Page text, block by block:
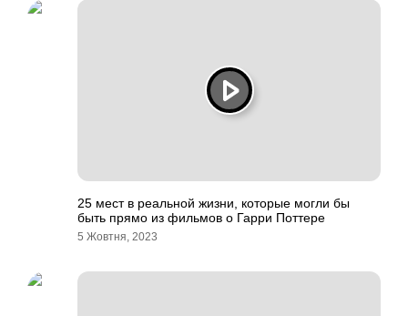
25 мест в реальной жизни, которые могли бы
быть прямо из фильмов о Гарри Поттере
5 Жовтня, 2023